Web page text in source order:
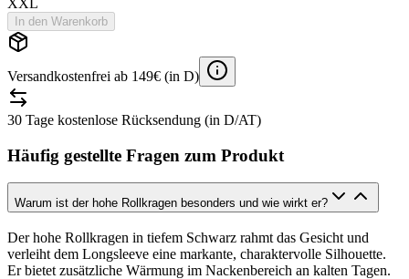
In den Warenkorb
Versandkostenfrei ab 149€ (in D)
30 Tage kostenlose Rücksendung (in D/AT)
Häufig gestellte Fragen zum Produkt
Warum ist der hohe Rollkragen besonders und wie wirkt er?
Der hohe Rollkragen in tiefem Schwarz rahmt das Gesicht und
verleiht dem Longsleeve eine markante, charaktervolle Silhouette.
Er bietet zusätzliche Wärmung im Nackenbereich an kalten Tagen.